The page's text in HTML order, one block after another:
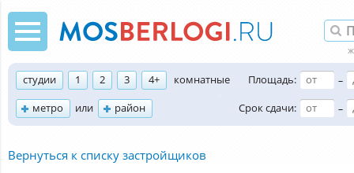
студии 1 2 3 4+
комнатные
метро
или район
Площадь:
–
Срок сдачи:
–
Вернуться к списку застройщиков